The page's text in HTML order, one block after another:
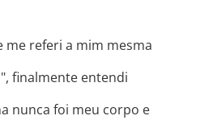
me referi a mim mesma
finalmente entendi
nunca foi meu corpo e